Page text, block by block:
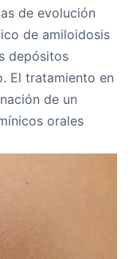
de evolución
de amiloidosis
depósitos
El tratamiento en
de un
orales